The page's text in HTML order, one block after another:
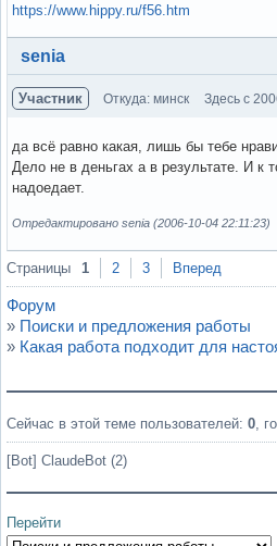
https://www.hippy.ru/f56.htm
Вне форума
senia
Участник Откуда: минск Здесь с
да всё равно какая, лишь бы тебе
Дело не в деньгах а в результате. И к
надоедает.
Отредактировано senia (2006-10-04 22:11:23)
Вне форума
Страницы 1 2 3 Вперед
Форум
» Поиски и предложения работы
» Какая работа подходит для
Сейчас в этой теме пользователей: 0,
[Bot] ClaudeBot (2)
Перейти